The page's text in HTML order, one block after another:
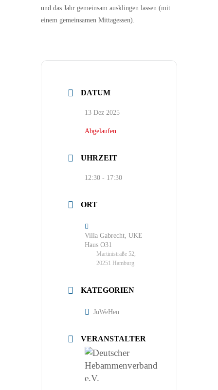
und das Jahr gemeinsam ausklingen lassen (mit
einem gemeinsamen Mittagessen).
DATUM
13 Dez 2025
Abgelaufen
UHRZEIT
12:30 - 17:30
ORT
Villa Gabrecht, UKE
Haus O31
Martinistraße 52,
20251 Hamburg
KATEGORIEN
JuWeHen
VERANSTALTER